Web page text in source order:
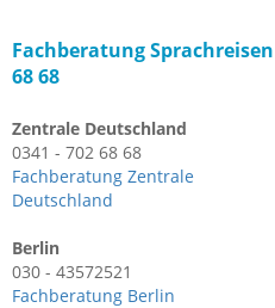
Fachberatung
68 68
Zentrale Deutschland
0341 - 702 68 68
Fachberatung Zentrale
Deutschland
Berlin
030 - 43572521
Fachberatung Berlin